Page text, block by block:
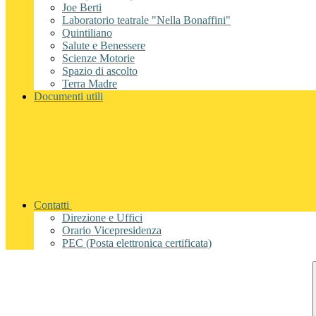
Joe Berti
Laboratorio teatrale "Nella Bonaffini"
Quintiliano
Salute e Benessere
Scienze Motorie
Spazio di ascolto
Terra Madre
Documenti utili
Contatti
Direzione e Uffici
Orario Vicepresidenza
PEC (Posta elettronica certificata)